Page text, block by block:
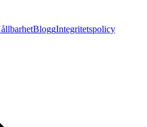
BloggIntegritetspolicy